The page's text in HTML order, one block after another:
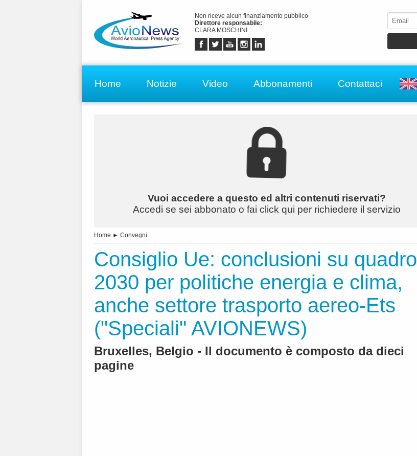
Non riceve alcun finanziamento pubblico
Direttore responsabile:
CLARA MOSCHINI
Home Notizie Video Abbonamenti Contattaci
Vuoi accedere a questo ed altri contenuti riservati?
Accedi se sei abbonato o fai click qui per richiedere il servizio
Home ► Convegni
Consiglio Ue: conclusioni su quadro
2030 per politiche energia e clima,
anche settore trasporto aereo-Ets
("Speciali" AVIONEWS)
Bruxelles, Belgio - Il documento è composto da dieci
pagine